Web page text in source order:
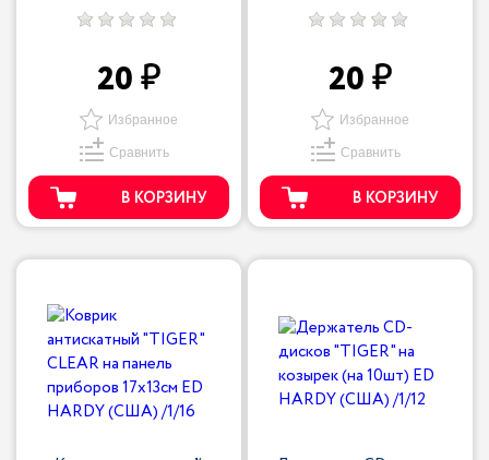
20
Избранное
Сравнить
В КОРЗИНУ
20
Избранное
Сравнить
В КОРЗИНУ